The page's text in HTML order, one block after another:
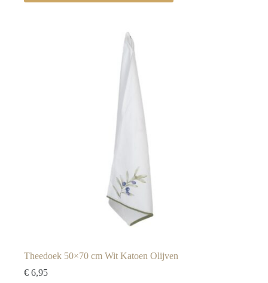
Theedoek 50×70 cm Wit Katoen Olijven
€ 6,95